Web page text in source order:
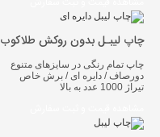
چاپ لیبـل بدون روکش طلاکوب
چاپ تمام رنگی در سایزهای متنوع
دورصاف / دایره ای / برش خاص
تیراژ 1000 عدد به بالا